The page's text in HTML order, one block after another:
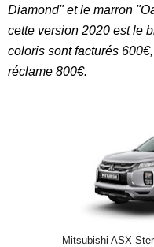
Diamond" et le marron
cette version 2020 est le
coloris sont facturés
réclame 800€.
Mitsubishi ASX